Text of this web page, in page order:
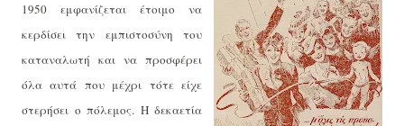
1950 εμφανίζεται έτοιμο να
κερδίσει την εμπιστοσύνη του
καταναλωτή και να προσφέρει
όλα αυτά που μέχρι τότε είχε
στερήσει ο πόλεμος. Η δεκαετία